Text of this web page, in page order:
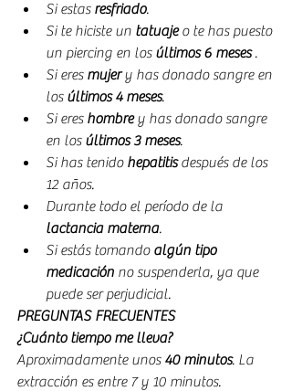
Si estas resfriado.
Si te hiciste un tatuaje o te has puesto
un piercing en los últimos 6 meses .
Si eres mujer y has donado sangre en
los últimos 4 meses.
Si eres hombre y has donado sangre
en los últimos 3 meses.
Si has tenido hepatitis después de los
12 años.
Durante todo el período de la
lactancia materna.
Si estás tomando algún tipo
medicación no suspenderla, ya que
puede ser perjudicial.
PREGUNTAS FRECUENTES
¿Cuánto tiempo me lleva?
Aproximadamente unos 40 minutos. La
extracción es entre 7 y 10 minutos.